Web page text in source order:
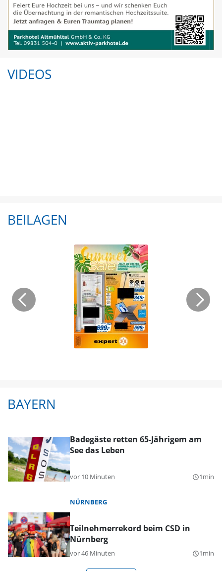
VIDEOS
BEILAGEN
BAYERN
Badegäste retten 65-Jährigem am
See das Leben
vor 10 Minuten query_builder1min
NÜRNBERG
Teilnehmerrekord beim CSD in
Nürnberg
vor 46 Minuten query_builder1min